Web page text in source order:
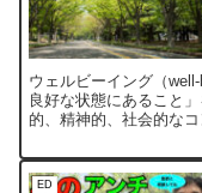
ウェルビーイング（
良好な状態にあること
的、精神的、社会的な
ED